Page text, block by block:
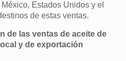
Estados Unidos y el
de estas ventas.
de las ventas de aceite de
y de exportación